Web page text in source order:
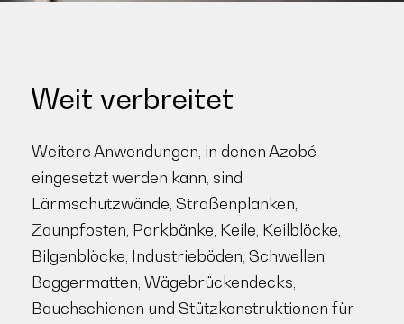
Weit verbreitet
Weitere Anwendungen, in denen Azobé
eingesetzt werden kann, sind
Lärmschutzwände, Straßenplanken,
Zaunpfosten, Parkbänke, Keile, Keilblöcke,
Bilgenblöcke, Industrieböden, Schwellen,
Baggermatten, Wägebrückendecks,
Bauchschienen und Stützkonstruktionen für